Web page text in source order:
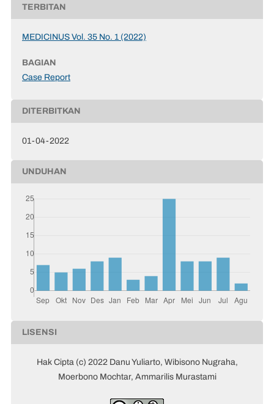
TERBITAN
MEDICINUS Vol. 35 No. 1 (2022)
BAGIAN
Case Report
DITERBITKAN
01-04-2022
UNDUHAN
LISENSI
Hak Cipta (c) 2022 Danu Yuliarto, Wibisono Nugraha,
Moerbono Mochtar, Ammarilis Murastami